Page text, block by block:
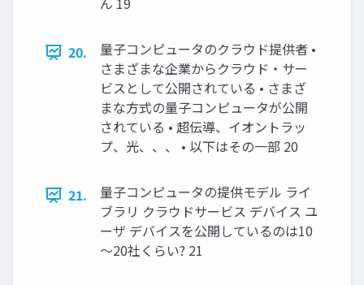
20.
量子コンピュータのクラウド提供者 •
さまざまな企業からクラウド・サー
ビスとして公開されている • さまざ
まな方式の量子コンピュータが公開
されている • 超伝導、イオントラッ
プ、光、、、 • 以下はその一部 20
21.
量子コンピュータの提供モデル ライ
ブラリ クラウドサービス デバイス ユ
ーザ デバイスを公開しているのは10
～20社くらい? 21